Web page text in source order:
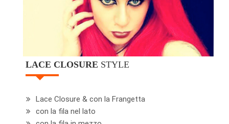
LACE CLOSURE STYLE
Lace Closure & con la Frangetta
con la fila nel lato